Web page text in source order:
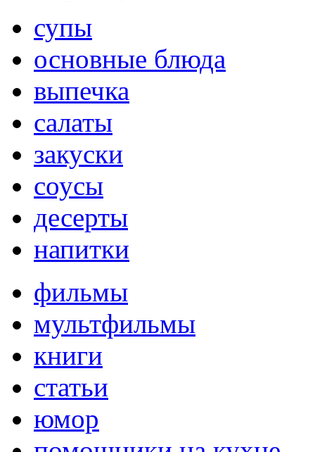
супы
основные блюда
выпечка
салаты
закуски
соусы
десерты
напитки
фильмы
мультфильмы
книги
статьи
юмор